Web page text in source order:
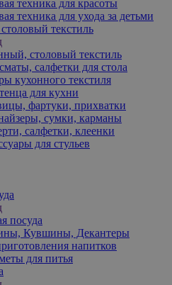
техника для красоты
техника для ухода за детьми
текстиль
столовый текстиль
салфетки для стола
кухонного текстиля
для кухни
фартуки, прихватки
сумки, карманы
салфетки, клеенки
для стульев
посуда
Кувшины, Декантеры
напитков
для питья